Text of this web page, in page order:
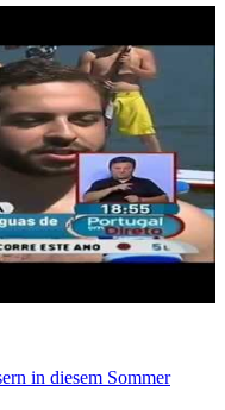
in diesem Sommer